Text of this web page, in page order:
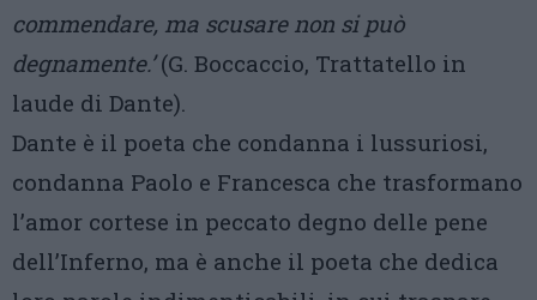
commendare, ma scusare non si può
degnamente.’(G. Boccaccio, Trattatello in
laude di Dante).
Dante è il poeta che condanna i lussuriosi,
condanna Paolo e Francesca che trasformano
l’amor cortese in peccato degno delle pene
dell’Inferno, ma è anche il poeta che dedica